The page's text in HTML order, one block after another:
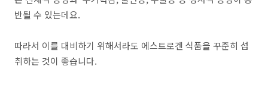
반될 수 있는데요.
따라서 이를 대비하기 위해서라도 에스트로겐 식품을 꾸준히 섭
취하는 것이 좋습니다.